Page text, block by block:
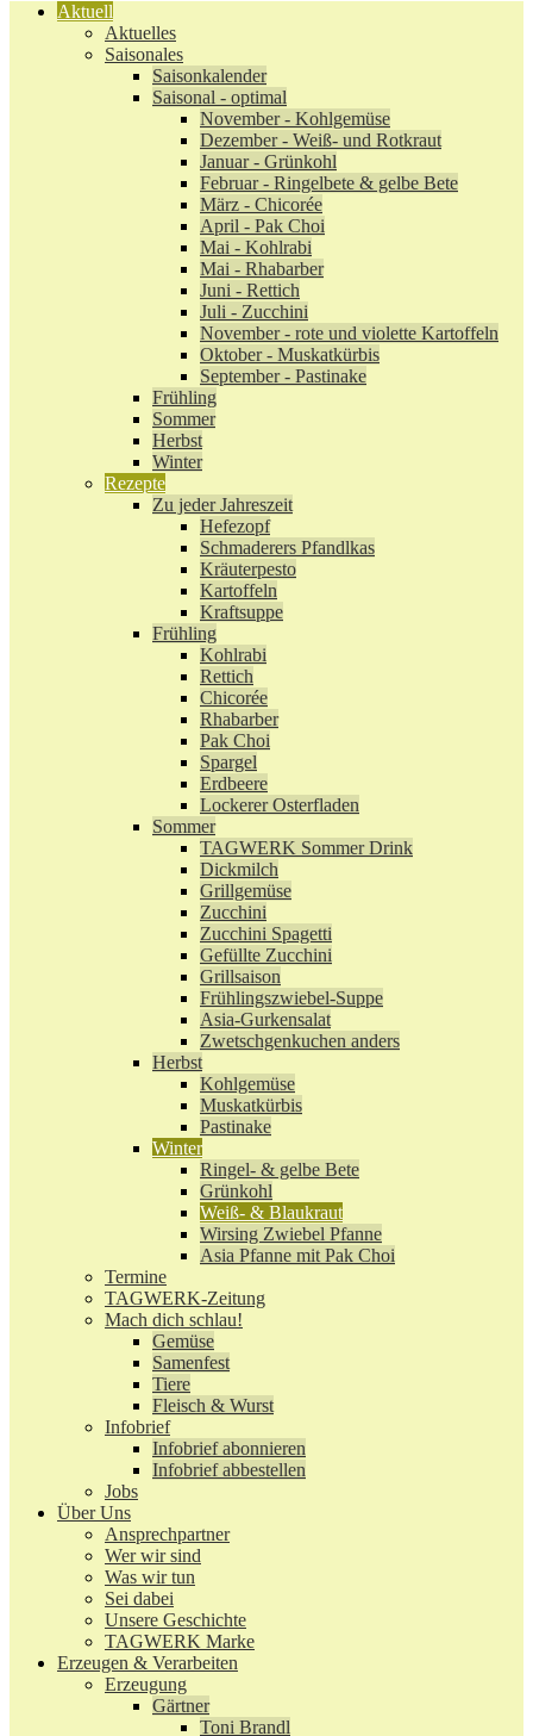
Aktuell
Aktuelles
Saisonales
Saisonkalender
Saisonal - optimal
November - Kohlgemüse
Dezember - Weiß- und Rotkraut
Januar - Grünkohl
Februar - Ringelbete & gelbe Bete
März - Chicorée
April - Pak Choi
Mai - Kohlrabi
Mai - Rhabarber
Juni - Rettich
Juli - Zucchini
November - rote und violette Kartoffeln
Oktober - Muskatkürbis
September - Pastinake
Frühling
Sommer
Herbst
Winter
Rezepte
Zu jeder Jahreszeit
Hefezopf
Schmaderers Pfandlkas
Kräuterpesto
Kartoffeln
Kraftsuppe
Frühling
Kohlrabi
Rettich
Chicorée
Rhabarber
Pak Choi
Spargel
Erdbeere
Lockerer Osterfladen
Sommer
TAGWERK Sommer Drink
Dickmilch
Grillgemüse
Zucchini
Zucchini Spagetti
Gefüllte Zucchini
Grillsaison
Frühlingszwiebel-Suppe
Asia-Gurkensalat
Zwetschgenkuchen anders
Herbst
Kohlgemüse
Muskatkürbis
Pastinake
Winter
Ringel- & gelbe Bete
Grünkohl
Weiß- & Blaukraut
Wirsing Zwiebel Pfanne
Asia Pfanne mit Pak Choi
Termine
TAGWERK-Zeitung
Mach dich schlau!
Gemüse
Samenfest
Tiere
Fleisch & Wurst
Infobrief
Infobrief abonnieren
Infobrief abbestellen
Jobs
Über Uns
Ansprechpartner
Wer wir sind
Was wir tun
Sei dabei
Unsere Geschichte
TAGWERK Marke
Erzeugen & Verarbeiten
Erzeugung
Gärtner
Toni Brandl